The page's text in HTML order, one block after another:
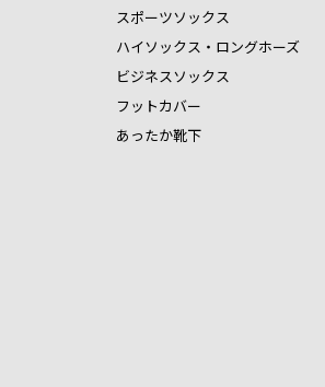
スポーツソックス
ハイソックス・ロングホーズ
ビジネスソックス
フットカバー
あったか靴下